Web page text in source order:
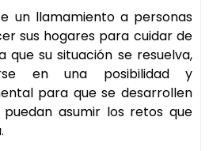
un llamamiento a personas
sus hogares para cuidar de
que su situación se resuelva,
en una posibilidad y
para que se desarrollen
asumir los retos que